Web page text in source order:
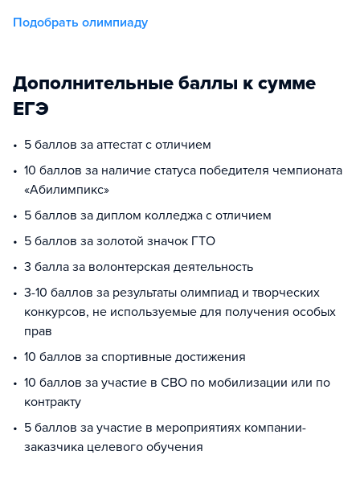
Подобрать олимпиаду
Дополнительные баллы к сумме
ЕГЭ
5 баллов за аттестат с отличием
10 баллов за наличие статуса победителя чемпионата
«Абилимпикс»
5 баллов за диплом колледжа с отличием
5 баллов за золотой значок ГТО
3 балла за волонтерская деятельность
3-10 баллов за результаты олимпиад и творческих
конкурсов, не используемые для получения особых
прав
10 баллов за спортивные достижения
10 баллов за участие в СВО по мобилизации или по
контракту
5 баллов за участие в мероприятиях компании-
заказчика целевого обучения